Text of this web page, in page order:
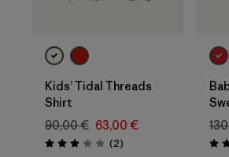
Kids’ Tidal Threads
Shirt
90,00 € 63,00 €
Évaluation: 3.0 / 5
(2Avis
)